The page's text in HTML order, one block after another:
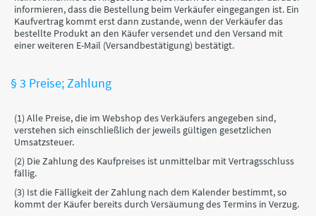
informieren, dass die Bestellung beim Verkäufer eingegangen ist. Ein
Kaufvertrag kommt erst dann zustande, wenn der Verkäufer das
bestellte Produkt an den Käufer versendet und den Versand mit
einer weiteren E-Mail (Versandbestätigung) bestätigt.
§ 3 Preise; Zahlung
(1) Alle Preise, die im Webshop des Verkäufers angegeben sind,
verstehen sich einschließlich der jeweils gültigen gesetzlichen
Umsatzsteuer.
(2) Die Zahlung des Kaufpreises ist unmittelbar mit Vertragsschluss
fällig.
(3) Ist die Fälligkeit der Zahlung nach dem Kalender bestimmt, so
kommt der Käufer bereits durch Versäumung des Termins in Verzug.